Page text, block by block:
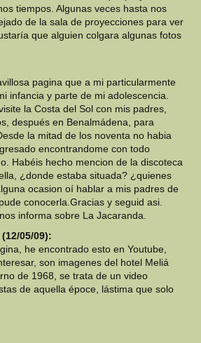
tiempos. Algunas veces hasta nos
de la sala de proyecciones para ver
que alguien colgara algunas fotos
pagina que a mi particularmente
infancia y parte de mi adolescencia.
la Costa del Sol con mis padres,
después en Benalmádena, para
la mitad de los noventa no habia
encontrandome con todo
Habéis hecho mencion de la discoteca
¿donde estaba situada? ¿quienes
ocasion oí hablar a mis padres de
conocerla.Gracias y seguid asi.
informa sobre La Jacaranda.
05/09):
he encontrado esto en Youtube,
son imagenes del hotel Meliá
de 1968, se trata de un video
de aquella époce, lástima que solo